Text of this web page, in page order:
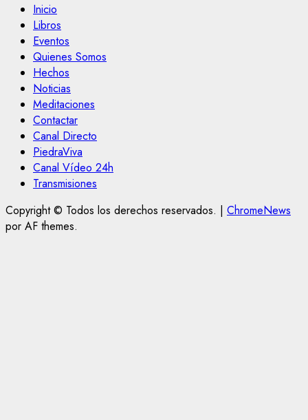
Inicio
Libros
Eventos
Quienes Somos
Hechos
Noticias
Meditaciones
Contactar
Canal Directo
PiedraViva
Canal Vídeo 24h
Transmisiones
Copyright © Todos los derechos reservados. | ChromeNews
por AF themes.